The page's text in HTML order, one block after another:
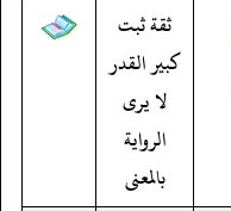
ثقة ثبت
كبير القدر
لا يرى
الرواية
بالمعنى